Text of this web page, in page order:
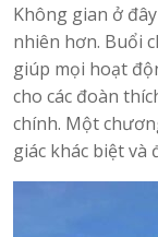
Không gian ở
nhiên hơn. Buổi
giúp mọi hoạt
cho các đoàn
chính. Một
giác khác biệt và